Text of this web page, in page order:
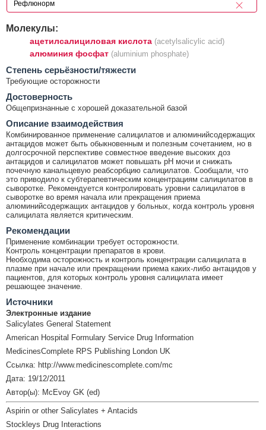
Молекулы:
ацетилсалициловая кислота (acetylsalicylic acid)
алюминия фосфат (aluminium phosphate)
Cтепень серьёзности/тяжести
Требующие осторожности
Достоверность
Общепризнанные с хорошей доказательной базой
Описание взаимодействия
Комбинированное применение салицилатов и алюминийсодержащих
антацидов может быть обыкновенным и полезным сочетанием, но в
долгосрочной перспективе совместное введение высоких доз
антацидов и салицилатов может повышать рН мочи и снижать
почечную канальцевую реабсорбцию салицилатов. Сообщали, что
это приводило к субтерапевтическим концентрациям салицилатов в
сыворотке. Рекомендуется контролировать уровни салицилатов в
сыворотке во время начала или прекращения приема
алюминийсодержащих антацидов у больных, когда контроль уровня
салицилата является критическим.
Рекомендации
Применение комбинации требует осторожности.
Контроль концентрации препаратов в крови.
Необходима осторожность и контроль концентрации салицилата в
плазме при начале или прекращении приема каких-либо антацидов у
пациентов, для которых контроль уровня салицилата имеет
решающее значение.
Источники
Электронные издание
Salicylates General Statement
American Hospital Formulary Service Drug Information
MedicinesComplete RPS Publishing London UK
Ссылка: http://www.medicinescomplete.com/mc
Дата: 19/12/2011
Автор(ы): McEvoy GK (ed)
Aspirin or other Salicylates + Antacids
Stockleys Drug Interactions